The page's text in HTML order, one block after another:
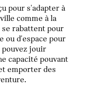
pour s'adapter à
comme à la
se rabattent pour
ou d'espace pour
pouvez jouir
capacité pouvant
emporter des